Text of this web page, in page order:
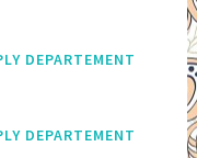
DEPARTEMENT
DEPARTEMENT